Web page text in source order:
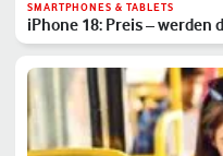
SMARTPHONES & TABLETS
iPhone 18: Preis –